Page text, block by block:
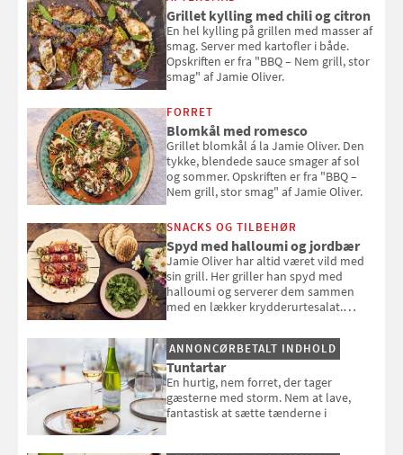
Louisa Lorangs kogebog "Salat".
Grillet kylling med chili og citron
En hel kylling på grillen med masser af
smag. Server med kartofler i både.
Opskriften er fra "BBQ – Nem grill, stor
smag" af Jamie Oliver.
FORRET
Blomkål med romesco
Grillet blomkål á la Jamie Oliver. Den
tykke, blendede sauce smager af sol
og sommer. Opskriften er fra "BBQ –
Nem grill, stor smag" af Jamie Oliver.
SNACKS OG TILBEHØR
Spyd med halloumi og jordbær
Jamie Oliver har altid været vild med
sin grill. Her griller han spyd med
halloumi og serverer dem sammen
med en lækker krydderurtesalat.
smag" af Jamie Oliver.
ANNONCØRBETALT INDHOLD
Tuntartar
En hurtig, nem forret, der tager
gæsterne med storm. Nem at lave,
fantastisk at sætte tænderne i